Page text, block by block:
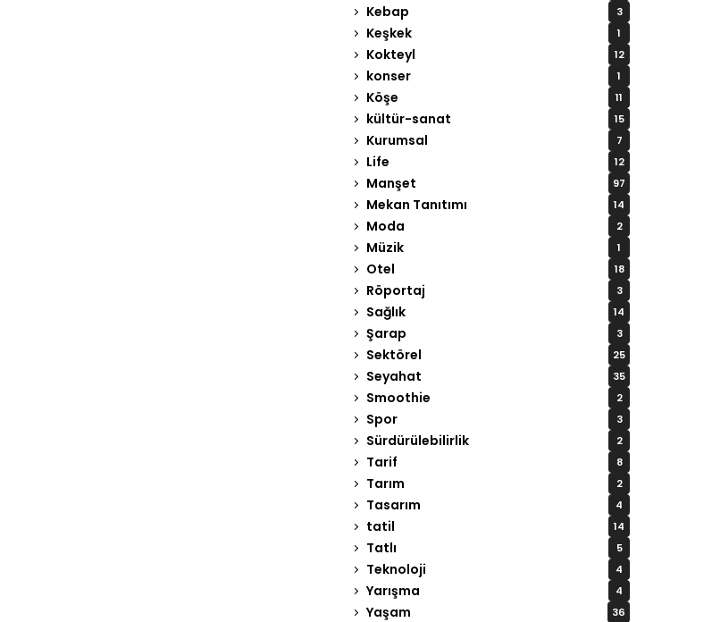
Kebap 3
Keşkek 1
Kokteyl 12
konser 1
Köşe 11
kültür-sanat 15
Kurumsal 7
Life 12
Manşet 97
Mekan Tanıtımı 14
Moda 2
Müzik 1
Otel 18
Röportaj 3
Sağlık 14
Şarap 3
Sektörel 25
Seyahat 35
Smoothie 2
Spor 3
Sürdürülebilirlik 2
Tarif 8
Tarım 2
Tasarım 4
tatil 14
Tatlı 5
Teknoloji 4
Yarışma 4
Yaşam 36